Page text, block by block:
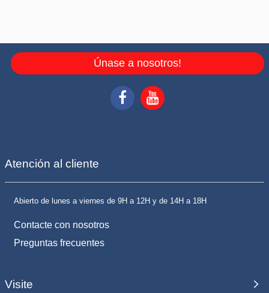
Únase a nosotros!
Atención al cliente
Abierto de lunes a viernes de 9H a 12H y de 14H a 18H
Contacte con nosotros
Preguntas frecuentes
Visite